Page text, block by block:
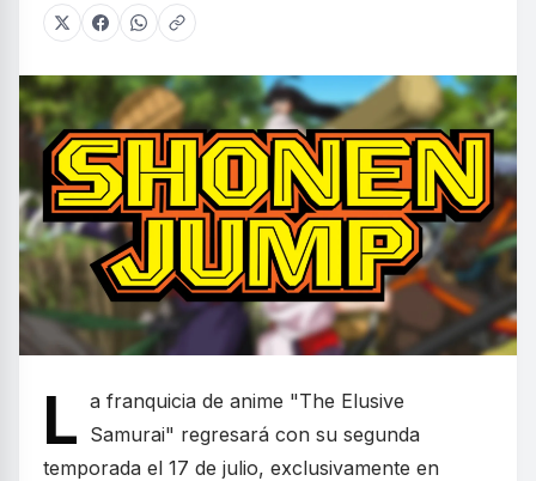
L a franquicia de anime "The Elusive
Samurai" regresará con su segunda
temporada el 17 de julio, exclusivamente en